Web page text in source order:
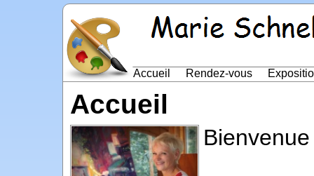
Accueil Rendez-vous
Accueil